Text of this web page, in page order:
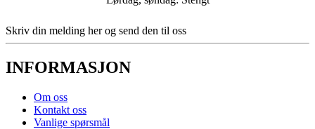
Skriv din melding her og send den til oss
INFORMASJON
Om oss
Kontakt oss
Vanlige spørsmål